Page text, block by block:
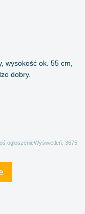
wysokość ok. 55 cm,
dobry.
ogłoszenieWyświetleń: 3675